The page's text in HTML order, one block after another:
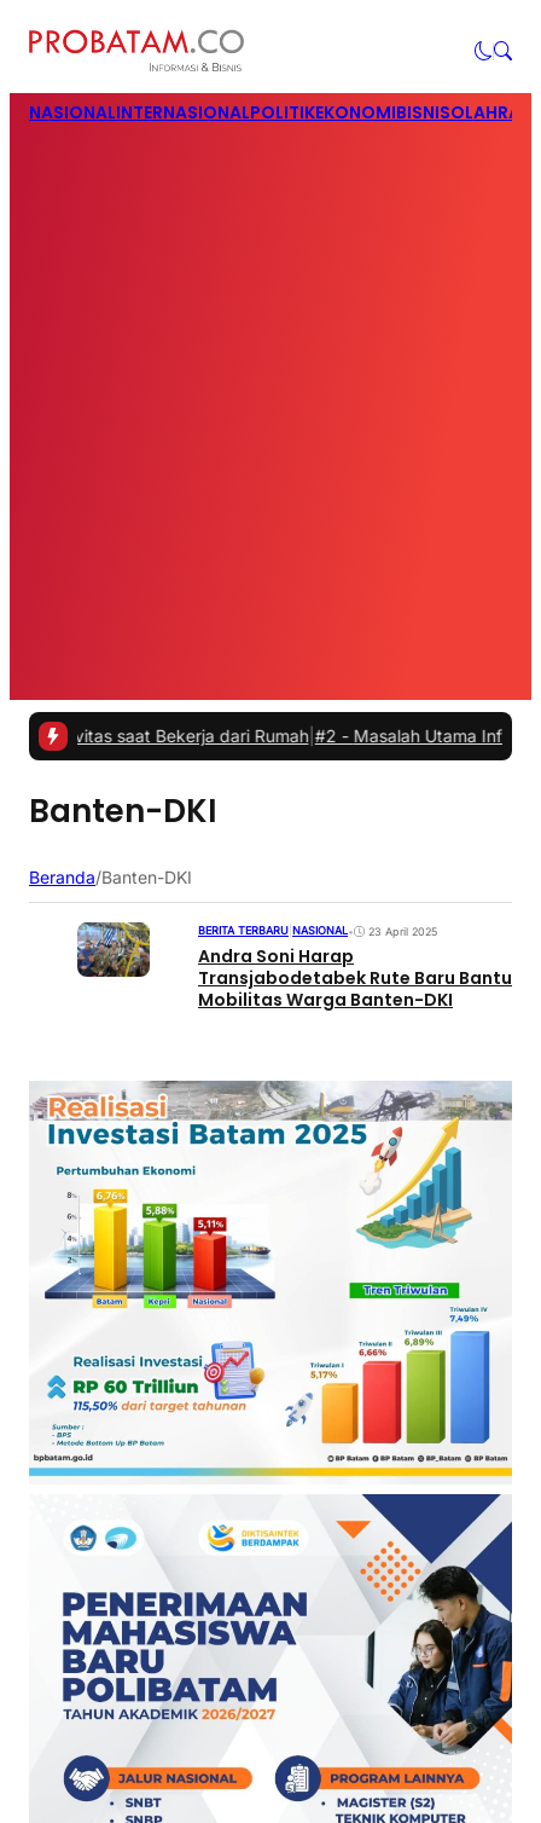
NASIONALINTERNASIONALPOLITIKEKONOMIBISNIS
saat Bekerja dari Rumah|#2 -Masalah Utama Infrastruktur
Banten-DKI
Beranda/Banten-DKI
BERITA TERBARU NASIONAL• 23 April 2025
Andra Soni Harap
Transjabodetabek Rute Baru Bantu
Mobilitas Warga Banten-DKI